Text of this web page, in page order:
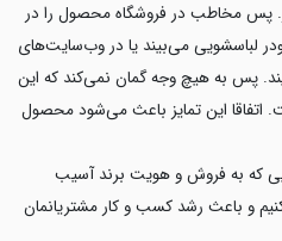
پس مخاطب در فروشگاه محصول را در
لباسشویی می‌بیند یا در وب‌سایت‌های
پس به هیچ وجه گمان نمی‌کند که این
این تمایز باعث می‌شود محصول
که به فروش و هویت برند آسیب
کنیم و باعث رشد کسب و کار مشتریانمان